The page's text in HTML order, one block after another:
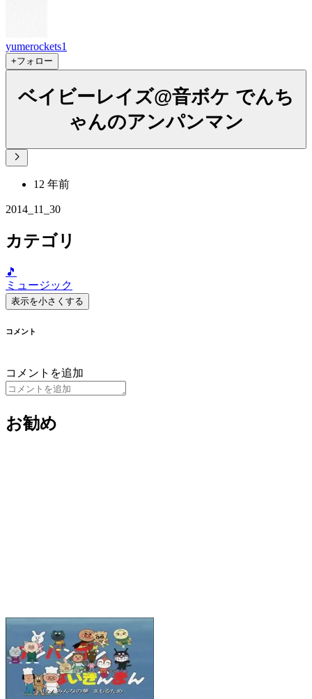
yumerockets1
+フォロー
ベイビーレイズ@音ボケ でんち
ゃんのアンパンマン
12 年前
2014_11_30
カテゴリ
🎵
ミュージック
表示を小さくする
コメント
コメントを追加
お勧め